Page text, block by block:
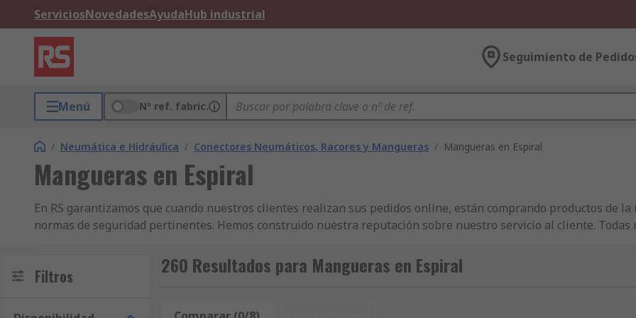
ServiciosNovedadesAyudaHub industrial
Seguimiento de
Menú Nº ref. fabric.
/ Neumática e Hidráulica / Conectores Neumáticos, Racores y Mangueras / Mangueras en Espiral
Mangueras en Espiral
En RS garantizamos que cuando nuestros clientes realizan sus pedidos online, están comprando productos de
normas de seguridad pertinentes. Hemos construido nuestra reputación sobre nuestro servicio al cliente. Todas
de Potencia tienen la mayor disponibilidad de stock en el mercado. Con un servicio de entrega altamente
Espiral con Conectores justo cuando los necesite. Aparte de Tubos en Espiral con Conectores, usted puede
Hidráulica y Transmisión de Potencia y Neumática, Hidráulica y Transmisión de Potencia, todos disponibles
Filtros 260 Resultados para Mangueras en Espiral